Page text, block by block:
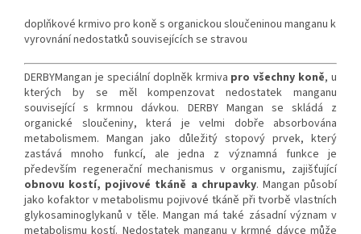
doplňkové krmivo pro koně s organickou sloučeninou manganu k
vyrovnání nedostatků souvisejících se stravou
DERBYMangan je speciální doplněk krmiva pro všechny koně, u
kterých by se měl kompenzovat nedostatek manganu
související s krmnou dávkou. DERBY Mangan se skládá z
organické sloučeniny, která je velmi dobře absorbována
metabolismem. Mangan jako důležitý stopový prvek, který
zastává mnoho funkcí, ale jedna z významná funkce je
především regenerační mechanismus v organismu, zajišťující
obnovu kostí, pojivové tkáně a chrupavky. Mangan působí
jako kofaktor v metabolismu pojivové tkáně při tvorbě vlastních
glykosaminoglykanů v těle. Mangan má také zásadní význam v